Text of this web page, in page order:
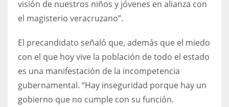
visión de nuestros niños y jóvenes en alianza con
el magisterio veracruzano”.
El precandidato señaló que, además que el miedo
con el que hoy vive la población de todo el estado
es una manifestación de la incompetencia
gubernamental. “Hay inseguridad porque hay un
gobierno que no cumple con su función.